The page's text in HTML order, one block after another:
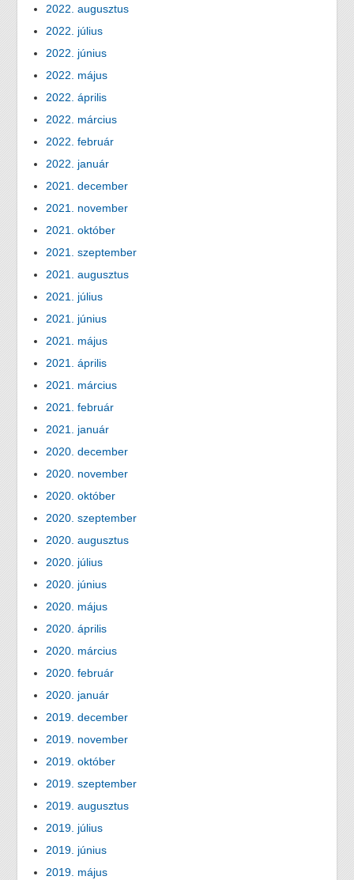
2022. augusztus
2022. július
2022. június
2022. május
2022. április
2022. március
2022. február
2022. január
2021. december
2021. november
2021. október
2021. szeptember
2021. augusztus
2021. július
2021. június
2021. május
2021. április
2021. március
2021. február
2021. január
2020. december
2020. november
2020. október
2020. szeptember
2020. augusztus
2020. július
2020. június
2020. május
2020. április
2020. március
2020. február
2020. január
2019. december
2019. november
2019. október
2019. szeptember
2019. augusztus
2019. július
2019. június
2019. május